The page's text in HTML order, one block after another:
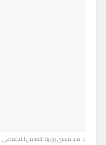
د. مايا مرسى وزيرة التضامن الاجتماعى